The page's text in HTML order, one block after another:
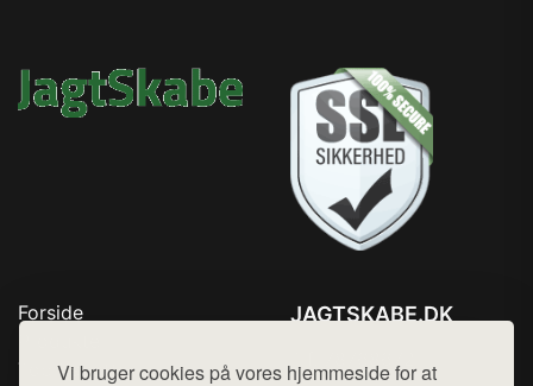
Vi bruger cookies på vores hjemmeside for at
Forside
Top Rabatter
JAGTSKABE.DK